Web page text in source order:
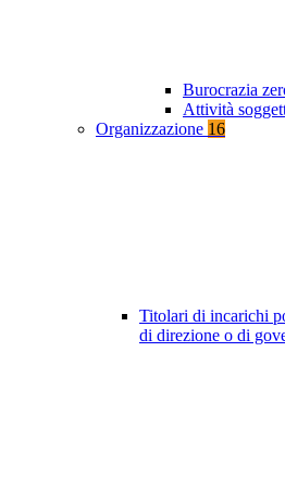
Burocrazia
Attività
Organizzazione 16
Titolari di incarichi
di direzione o di